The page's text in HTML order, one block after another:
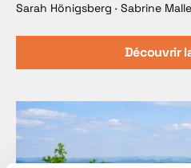
Sarah Hönigsberg · Sabrine
Découvrir